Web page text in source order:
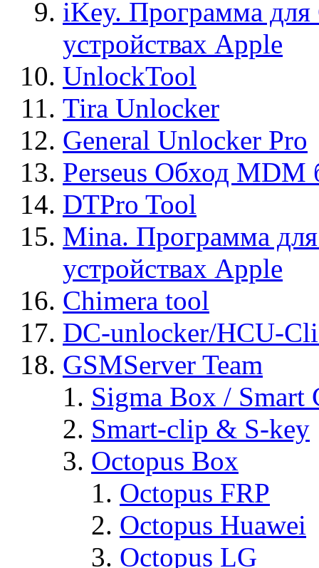
iKey. Программа для
устройствах Apple
UnlockTool
Tira Unlocker
General Unlocker Pro
Perseus Обход MDM
DTPro Tool
Mina. Программа
устройствах Apple
Chimera tool
DC-unlocker/HCU-
GSMServer Team
Sigma Box / Smart
Smart-clip & S-key
Octopus Box
Octopus FRP
Octopus Huawei
Octopus LG